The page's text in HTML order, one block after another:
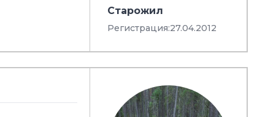
Старожил
Регистрация:27.04.2012